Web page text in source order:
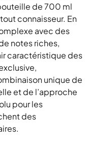
de 700 ml
connaisseur. En
avec des
notes riches,
caractéristique des
unique de
et de l’approche
pour les
des